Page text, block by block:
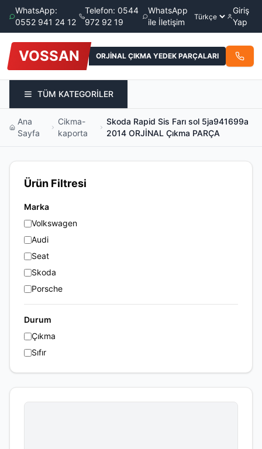
WhatsApp:
0552 941 24 12
Telefon: 0544
972 92 19
WhatsApp
ile İletişim
Giriş
Yap
VOSSAN ORJİNAL ÇIKMA YEDEK PARÇALARI
TÜM KATEGORİLER
Ana
Sayfa
Cikma-
kaporta
Skoda Rapid Sis Farı sol 5ja941699a
2014 ORJİNAL Çıkma PARÇA
Ürün Filtresi
Marka
Volkswagen
Audi
Seat
Skoda
Porsche
Durum
Çıkma
Sıfır